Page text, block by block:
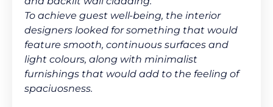
To achieve guest well-being, the interior
designers looked for something that would
feature smooth, continuous surfaces and
light colours, along with minimalist
furnishings that would add to the feeling of
spaciuosness.